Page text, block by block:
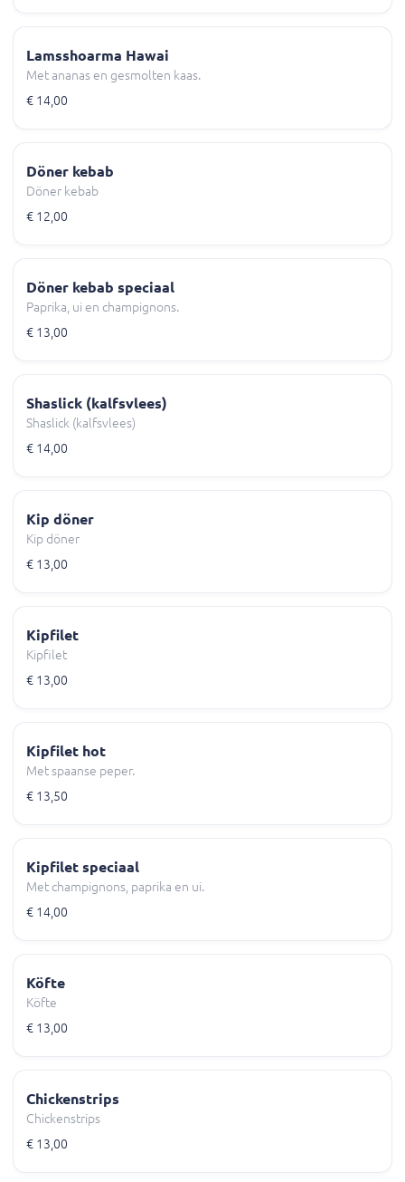
Lamsshoarma Hawai
Met ananas en gesmolten kaas.
€ 14,00
Döner kebab
Döner kebab
€ 12,00
Döner kebab speciaal
Paprika, ui en champignons.
€ 13,00
Shaslick (kalfsvlees)
Shaslick (kalfsvlees)
€ 14,00
Kip döner
Kip döner
€ 13,00
Kipfilet
Kipfilet
€ 13,00
Kipfilet hot
Met spaanse peper.
€ 13,50
Kipfilet speciaal
Met champignons, paprika en ui.
€ 14,00
Köfte
Köfte
€ 13,00
Chickenstrips
Chickenstrips
€ 13,00